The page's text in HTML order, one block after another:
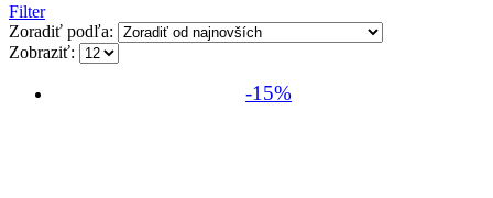
Filter
Zoradiť podľa:
Zobraziť:
-15%